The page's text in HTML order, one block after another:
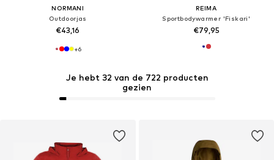
NORMANI
Outdoorjas
€43,16
+6
REIMA
Sportbodywarmer 'Fiskari'
€79,95
Je hebt 32 van de 722 producten
gezien